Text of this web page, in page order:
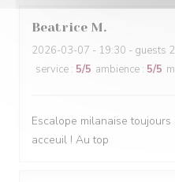
Beatrice M
2026-03-07 - 19:30 - guests 2
service : 5/5 ambience : 5/5
Escalope milanaise
acceuil ! Au top